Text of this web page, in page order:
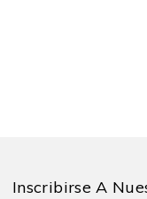
Inscribirse A